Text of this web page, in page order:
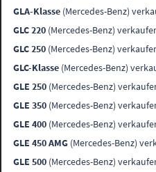
GLA-Klasse (Mercedes-Benz)
GLC 220 (Mercedes-Benz)
GLC 250 (Mercedes-Benz)
GLC-Klasse (Mercedes-Benz)
GLE 250 (Mercedes-Benz)
GLE 350 (Mercedes-Benz)
GLE 400 (Mercedes-Benz)
GLE 450 AMG (Mercedes-Benz)
GLE 500 (Mercedes-Benz)